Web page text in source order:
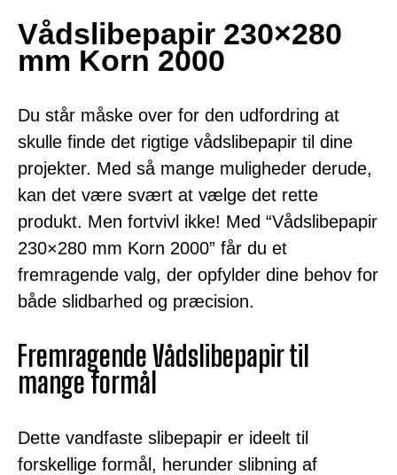
Vådslibepapir 230×280
mm Korn 2000
Du står måske over for den udfordring at
skulle finde det rigtige vådslibepapir til dine
projekter. Med så mange muligheder derude,
kan det være svært at vælge det rette
produkt. Men fortvivl ikke! Med “Vådslibepapir
230×280 mm Korn 2000” får du et
fremragende valg, der opfylder dine behov for
både slidbarhed og præcision.
Fremragende Vådslibepapir til
mange formål
Dette vandfaste slibepapir er ideelt til
forskellige formål, herunder slibning af